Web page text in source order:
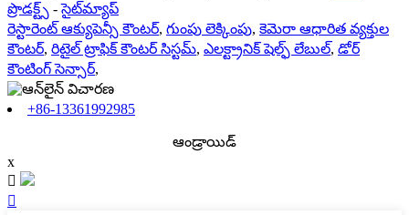
ప్రొడక్ట్స్ -సైట్‌మ్యాప్
రెస్టారెంట్ ఆక్యుపెన్సీ కౌంటర్, గుంపు లెక్కింపు, కెమెరా ఆధారిత వ్యక్తుల
కౌంటర్, రిటైల్ ట్రాఫిక్ కౌంటర్ సిస్టమ్, ఎలక్ట్రానిక్ షెల్ఫ్ లేబుల్, డోర్
కౌంటింగ్ సెన్సార్,
+86-13361992985
ఆండ్రాయిడ్
x

